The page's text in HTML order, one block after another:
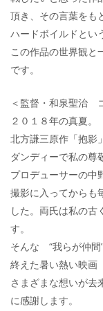
頂き、その言葉をも
ハードボイルドとい
この作品の世界観と
です。
＜監督・和泉聖治
２０１８年の真夏。
北方謙三原作「抱影
ダンディーで私の尊
プロデューサーの中
撮影に入ってからも
した。両氏は私の古
す。
そんな “我らが仲間
終えた暑い熱い映画
さまざまな想いが去
に感謝します。